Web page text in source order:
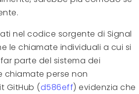
nel codice sorgente di Signal
le chiamate individuali a cui si
parte del sistema dei
chiamate perse non
GitHub (d586eff) evidenzia che